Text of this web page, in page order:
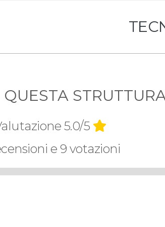
5.0/5
e 9 votazioni